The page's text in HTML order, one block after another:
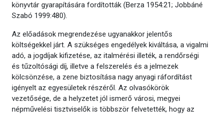
könyvtár gyarapítására fordították (Berza 1954:21; Jobbáné
Szabó 1999:480).
Az előadások megrendezése ugyanakkor jelentős
költségekkel járt. A szükséges engedélyek kiváltása, a vigalmi
adó, a jogdíjak kifizetése, az italmérési illeték, a rendőrségi
és tűzoltósági díj, illetve a felszerelés és a jelmezek
kölcsönzése, a zene biztosítása nagy anyagi ráfordítást
igényelt az egyesületek részéről. Az olvasókörök
vezetősége, de a helyzetet jól ismerő városi, megyei
népművelési tisztviselők is többször felvetették, hogy az